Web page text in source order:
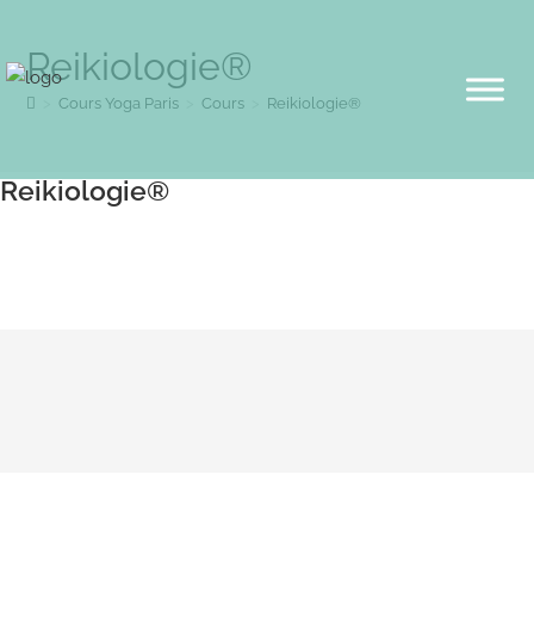
Reikiologie®
Cours Yoga Paris Cours Reikiologie®
Reikiologie®